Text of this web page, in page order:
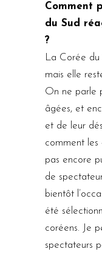
Comment
du Sud
?
La Corée du
mais elle
On ne parle
âgées, et
et de leur
comment les
pas encore
de
bientôt
été
coréens. Je
spectateurs